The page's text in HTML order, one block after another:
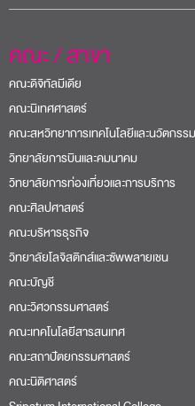
คณะ / สาขา
คณะดิจิทัลมีเดีย
คณะนิเทศศาสตร์
คณะสหวิทยาการเทคโนโลยีและนวัตกรรม
วิทยาลัยการบินและคมนาคม
วิทยาลัยการท่องเที่ยวและการบริการ
คณะศิลปศาสตร์
คณะบริหารธุรกิจ
วิทยาลัยโลจิสติกส์และซัพพลายเชน
คณะบัญชี
คณะวิศวกรรมศาสตร์
คณะเทคโนโลยีสารสนเทศ
คณะสถาปัตยกรรมศาสตร์
คณะนิติศาสตร์